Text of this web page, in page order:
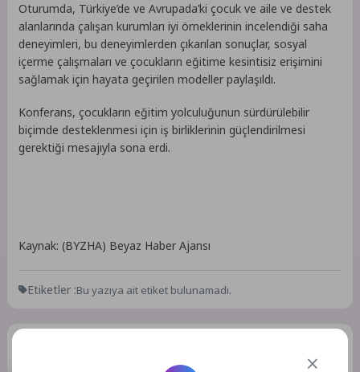
Oturumda, Türkiye’de ve Avrupada’ki çocuk ve aile ve destek
alanlarında çalışan kurumları iyi örneklerinin incelendiği saha
deneyimleri, bu deneyimlerden çıkarılan sonuçlar, sosyal
içerme çalışmaları ve çocukların eğitime kesintisiz erişimini
sağlamak için hayata geçirilen modeller paylaşıldı.
Konferans, çocukların eğitim yolculuğunun sürdürülebilir
biçimde desteklenmesi için iş birliklerinin güçlendirilmesi
gerektiği mesajıyla sona erdi.
Kaynak: (BYZHA) Beyaz Haber Ajansı
Etiketler :Bu yazıya ait etiket bulunamadı.